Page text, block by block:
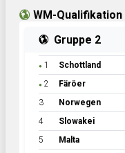
WM-Qualifikation
Gruppe 2
● 1 Schottland
● 2 Färöer
3 Norwegen
4 Slowakei
5 Malta